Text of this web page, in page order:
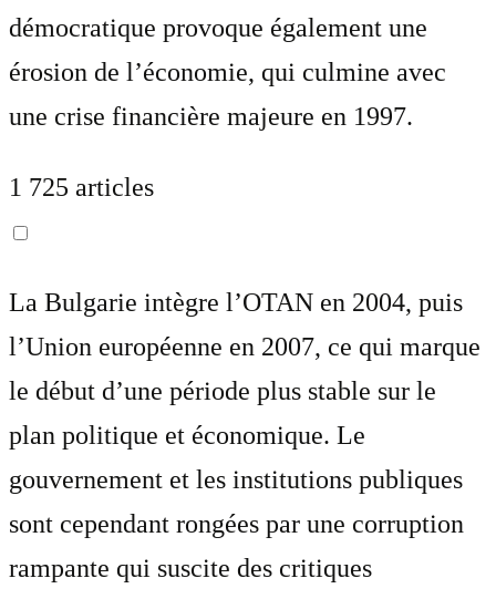
démocratique provoque également une
érosion de l’économie, qui culmine avec
une crise financière majeure en 1997.
1 725 articles
La Bulgarie intègre l’OTAN en 2004, puis
l’Union européenne en 2007, ce qui marque
le début d’une période plus stable sur le
plan politique et économique. Le
gouvernement et les institutions publiques
sont cependant rongées par une corruption
rampante qui suscite des critiques